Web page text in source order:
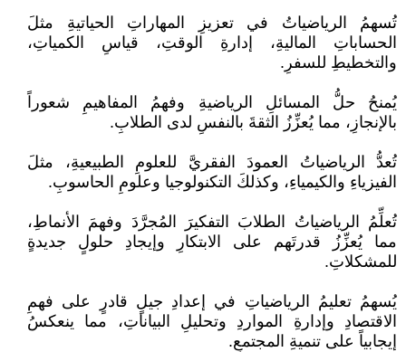
تُسهمُ الرياضياتُ في تعزيزِ المهاراتِ الحياتيةِ مثلَ
الحساباتِ الماليةِ، إدارةِ الوقتِ، قياسِ الكمياتِ،
والتخطيطِ للسفرِ.
يُمنحُ حلُّ المسائلِ الرياضيةِ وفهمُ المفاهيمِ شعوراً
بالإنجازِ، مما يُعزِّزُ الثقةَ بالنفسِ لدى الطلابِ.
تُعدُّ الرياضياتُ العمودَ الفقريَّ للعلومِ الطبيعيةِ، مثلَ
الفيزياءِ والكيمياءِ، وكذلكَ التكنولوجيا وعلومِ الحاسوبِ.
تُعلِّمُ الرياضياتُ الطلابَ التفكيرَ المُجرَّدَ وفهمَ الأنماطِ،
مما يُعزِّزُ قدرتَهم على الابتكارِ وإيجادِ حلولٍ جديدةٍ
للمشكلاتِ.
يُسهمُ تعليمُ الرياضياتِ في إعدادِ جيلٍ قادرٍ على فهمِ
الاقتصادِ وإدارةِ المواردِ وتحليلِ البياناتِ، مما ينعكسُ
إيجابياً على تنميةِ المجتمعِ.